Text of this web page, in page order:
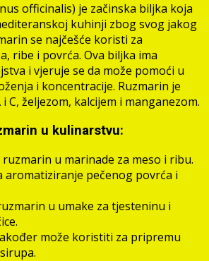
officinalis) je začinska biljka koja
kuhinji zbog svog jakog
se najčešće koristi za
ribe i povrća. Ova biljka ima
i vjeruje se da može pomoći u
i koncentracije. Ruzmarin je
C, željezom, kalcijem i manganezom.
u kulinarstvu:
u marinade za meso i ribu.
aromatiziranje pečenog povrća i
u umake za tjesteninu i
može koristiti za pripremu